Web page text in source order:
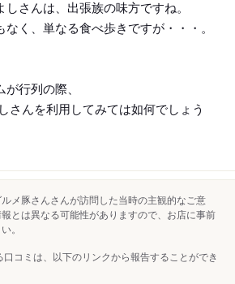
さんは、出張族の味方ですね。
く、単なる食べ歩きですが・・・。
行列の際、
さんを利用してみては如何でしょう
メ豚さんさんが訪問した当時の主観的なご意
とは異なる可能性がありますので、お店に事前
。
コミは、以下のリンクから報告することができ